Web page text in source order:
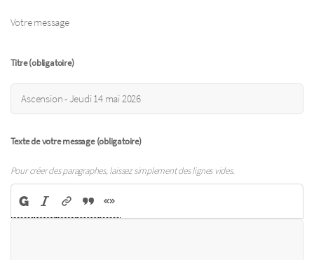
Votre message
Titre (obligatoire)
Texte de votre message (obligatoire)
Pour créer des paragraphes, laissez simplement des lignes vides.